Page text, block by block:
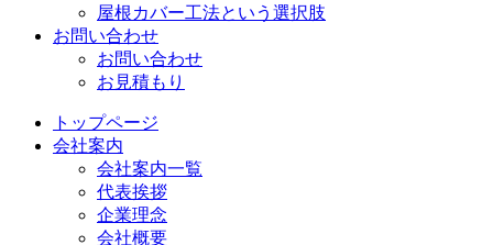
屋根カバー工法という選択肢
お問い合わせ
お問い合わせ
お見積もり
トップページ
会社案内
会社案内一覧
代表挨拶
企業理念
会社概要